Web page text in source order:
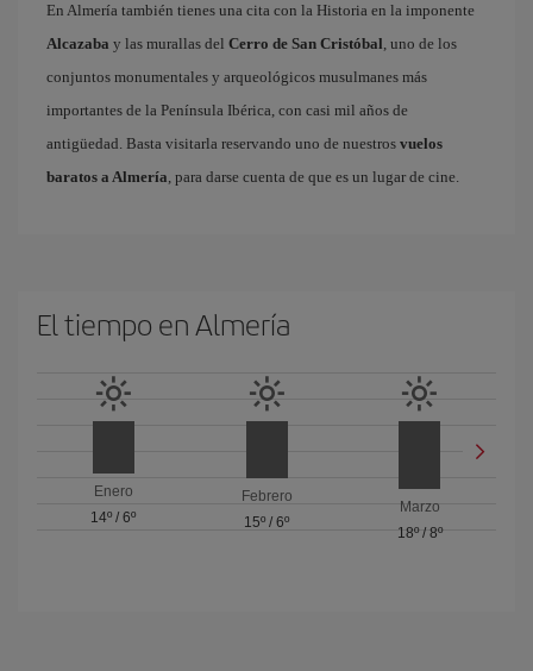
En Almería también tienes una cita con la Historia en la imponente
Alcazaba y las murallas del Cerro de San Cristóbal, uno de los
conjuntos monumentales y arqueológicos musulmanes más
importantes de la Península Ibérica, con casi mil años de
antigüedad. Basta visitarla reservando uno de nuestros vuelos
baratos a Almería, para darse cuenta de que es un lugar de cine.
El tiempo en Almería
Enero
14º /6º
Febrero
15º / 6º
Marzo
18º/ 8º